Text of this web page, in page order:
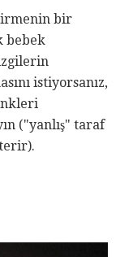
bir
bebek
istiyorsanız,
("yanlış" taraf